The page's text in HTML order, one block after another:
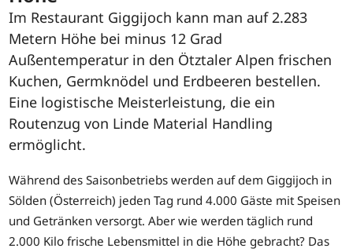
Im Restaurant Giggijoch kann man auf 2.283
Metern Höhe bei minus 12 Grad
Außentemperatur in den Ötztaler Alpen frischen
Kuchen, Germknödel und Erdbeeren bestellen.
Eine logistische Meisterleistung, die ein
Routenzug von Linde Material Handling
ermöglicht.
Während des Saisonbetriebs werden auf dem Giggijoch in
Sölden (Österreich) jeden Tag rund 4.000 Gäste mit Speisen
und Getränken versorgt. Aber wie werden täglich rund
2.000 Kilo frische Lebensmittel in die Höhe gebracht? Das